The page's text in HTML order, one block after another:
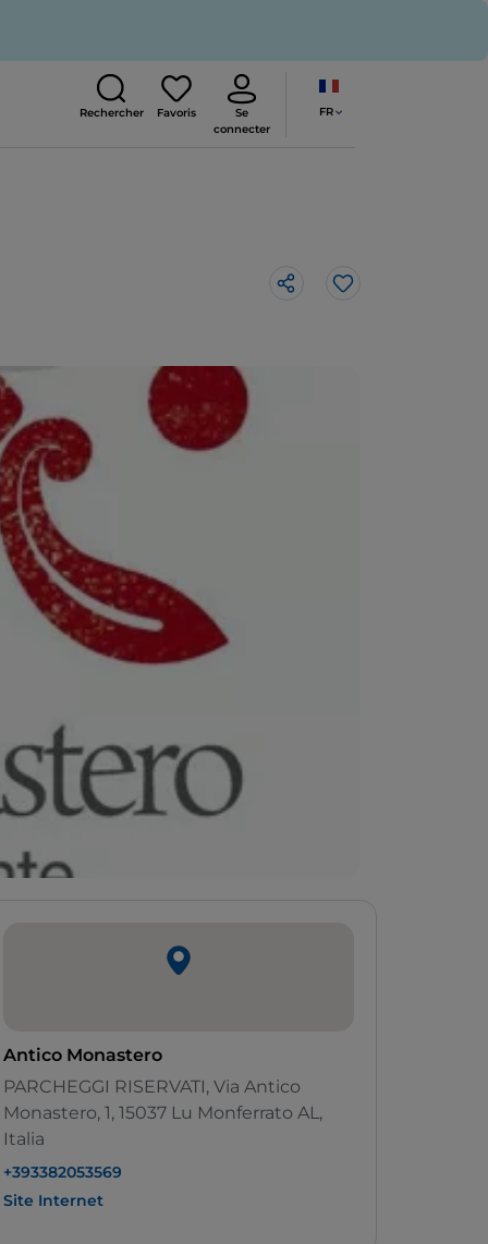
Rechercher Favoris
Se
connecter
FR
J’aime
Antico Monastero
PARCHEGGI RISERVATI, Via Antico
Monastero, 1, 15037 Lu Monferrato AL,
Italia
+393382053569
Site Internet